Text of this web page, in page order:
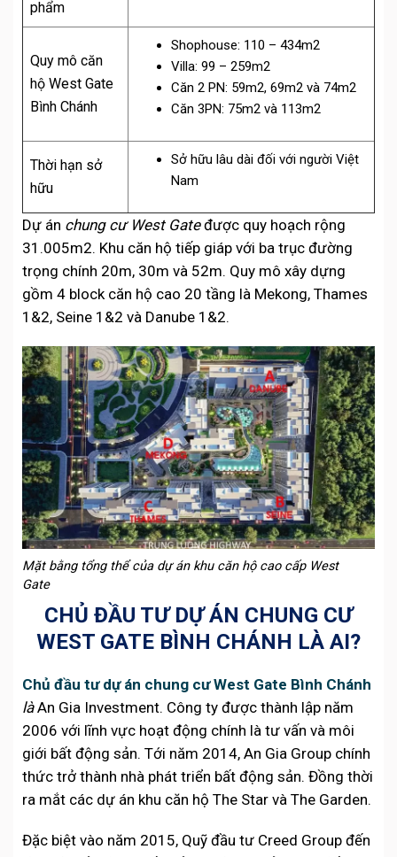
phẩm
Quy mô căn
hộ West Gate
Bình Chánh
Shophouse: 110 – 434m2
Villa: 99 – 259m2
Căn 2 PN: 59m2, 69m2 và 74m2
Căn 3PN: 75m2 và 113m2
Thời hạn sở
hữu
Sở hữu lâu dài đối với người Việt
Nam
Dự án chung cư West Gateđược quy hoạch rộng
31.005m2. Khu căn hộ tiếp giáp với ba trục đường
trọng chính 20m, 30m và 52m. Quy mô xây dựng
gồm 4 block căn hộ cao 20 tầng là Mekong, Thames
1&2, Seine 1&2 và Danube 1&2.
Mặt bằng tổng thể của dự án khu căn hộ cao cấp West
Gate
CHỦ ĐẦU TƯ DỰ ÁN CHUNG CƯ
WEST GATE BÌNH CHÁNH LÀ AI?
Chủ đầu tư dự án chung cư West Gate Bình Chánh
làAn Gia Investment. Công ty được thành lập năm
2006 với lĩnh vực hoạt động chính là tư vấn và môi
giới bất động sản. Tới năm 2014, An Gia Group chính
thức trở thành nhà phát triển bất động sản. Đồng thời
ra mắt các dự án khu căn hộ The Star và The Garden.
Đặc biệt vào năm 2015, Quỹ đầu tư Creed Group đến